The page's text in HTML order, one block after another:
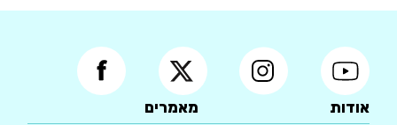
אודות מאמרים